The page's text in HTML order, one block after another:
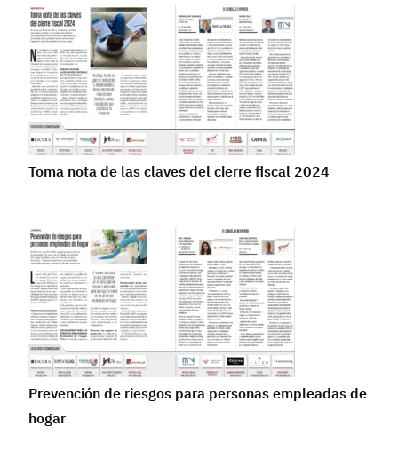
Toma nota de las claves del cierre fiscal 2024
Prevención de riesgos para personas empleadas de
hogar